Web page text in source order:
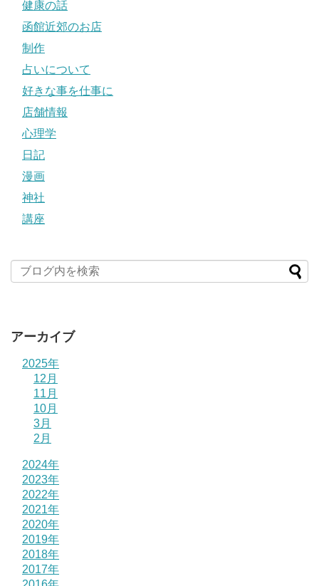
健康の話
函館近郊のお店
制作
占いについて
好きな事を仕事に
店舗情報
心理学
日記
漫画
神社
講座
アーカイブ
2025年
12月
11月
10月
3月
2月
2024年
2023年
2022年
2021年
2020年
2019年
2018年
2017年